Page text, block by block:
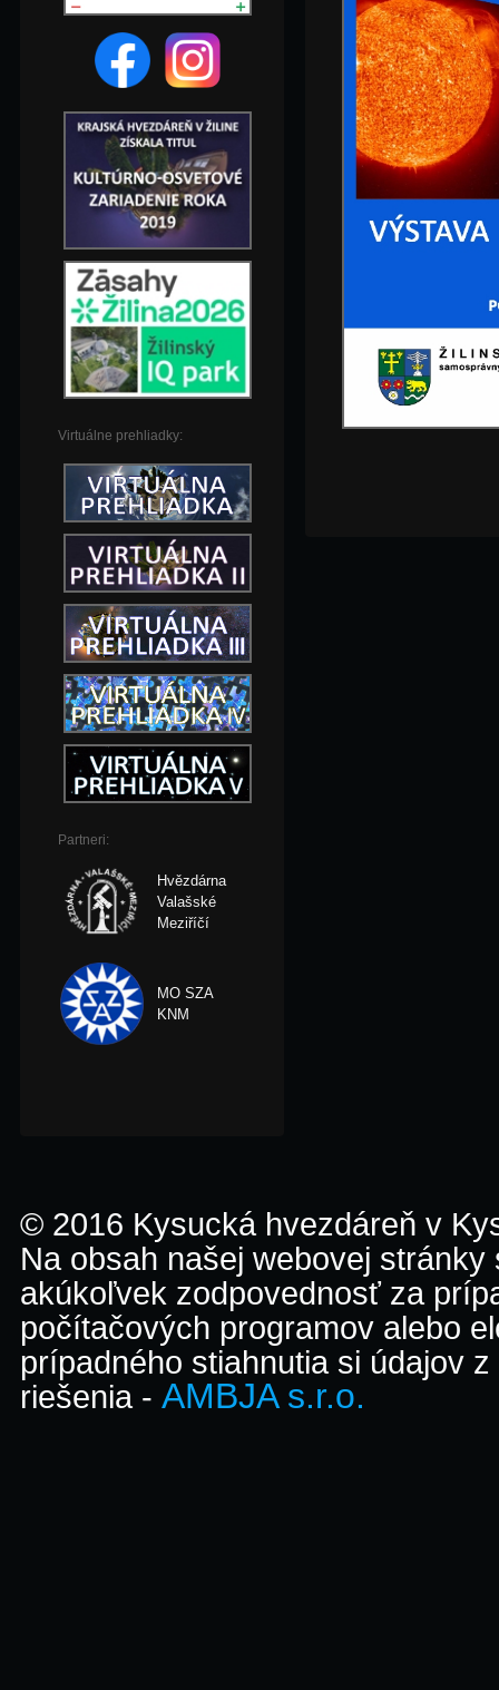
Virtuálne prehliadky:
Partneri:
Hvězdárna
Valašské
Meziříčí
MO SZA
KNM
© 2016 Kysucká hvezdáreň v
Na obsah našej webovej
akúkoľvek zodpovednosť za
počítačových programov alebo
prípadného stiahnutia si údajov
riešenia - AMBJA s.r.o.